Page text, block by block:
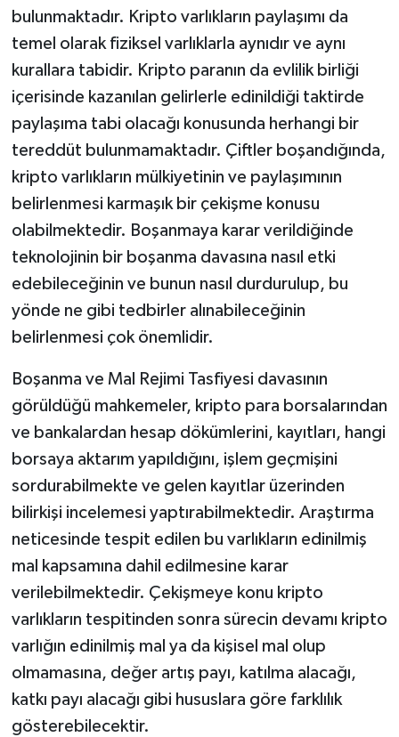
bulunmaktadır. Kripto varlıkların paylaşımı da
temel olarak fiziksel varlıklarla aynıdır ve aynı
kurallara tabidir. Kripto paranın da evlilik birliği
içerisinde kazanılan gelirlerle edinildiği taktirde
paylaşıma tabi olacağı konusunda herhangi bir
tereddüt bulunmamaktadır. Çiftler boşandığında,
kripto varlıkların mülkiyetinin ve paylaşımının
belirlenmesi karmaşık bir çekişme konusu
olabilmektedir. Boşanmaya karar verildiğinde
teknolojinin bir boşanma davasına nasıl etki
edebileceğinin ve bunun nasıl durdurulup, bu
yönde ne gibi tedbirler alınabileceğinin
belirlenmesi çok önemlidir.
Boşanma ve Mal Rejimi Tasfiyesi davasının
görüldüğü mahkemeler, kripto para borsalarından
ve bankalardan hesap dökümlerini, kayıtları, hangi
borsaya aktarım yapıldığını, işlem geçmişini
sordurabilmekte ve gelen kayıtlar üzerinden
bilirkişi incelemesi yaptırabilmektedir. Araştırma
neticesinde tespit edilen bu varlıkların edinilmiş
mal kapsamına dahil edilmesine karar
verilebilmektedir. Çekişmeye konu kripto
varlıkların tespitinden sonra sürecin devamı kripto
varlığın edinilmiş mal ya da kişisel mal olup
olmamasına, değer artış payı, katılma alacağı,
katkı payı alacağı gibi hususlara göre farklılık
gösterebilecektir.